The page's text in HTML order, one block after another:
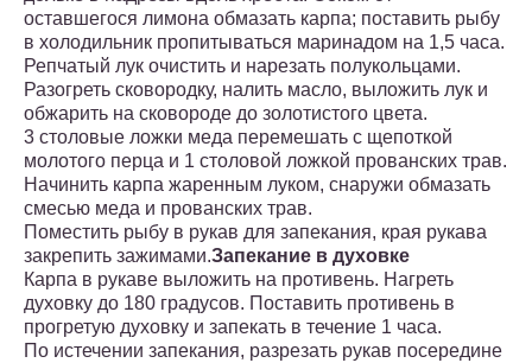
оставшегося лимона обмазать карпа; поставить рыбу
в холодильник пропитываться маринадом на 1,5 часа.
Репчатый лук очистить и нарезать полукольцами.
Разогреть сковородку, налить масло, выложить лук и
обжарить на сковороде до золотистого цвета.
3 столовые ложки меда перемешать с щепоткой
молотого перца и 1 столовой ложкой прованских трав.
Начинить карпа жаренным луком, снаружи обмазать
смесью меда и прованских трав.
Поместить рыбу в рукав для запекания, края рукава
закрепить зажимами.Запекание в духовке
Карпа в рукаве выложить на противень. Нагреть
духовку до 180 градусов. Поставить противень в
прогретую духовку и запекать в течение 1 часа.
По истечении запекания, разрезать рукав посередине